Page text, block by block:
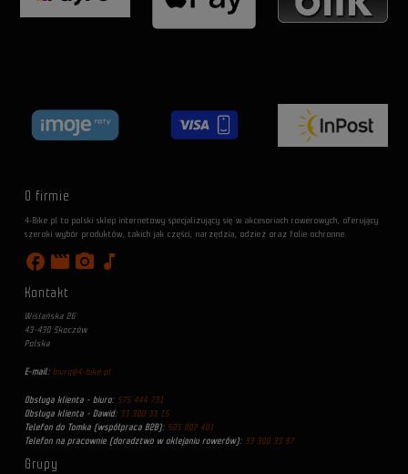
O firmie
4-Bike.pl to polski sklep internetowy specjalizujący się w akcesoriach rowerowych, oferujący
szeroki wybór produktów, takich jak części, narzędzia, odzież oraz folie ochronne.
facebook movie photo_camera music_note
Kontakt
Wiślańska 26
43-430 Skoczów
Polska
E-mail: biuro@4-bike.pl
Obsługa klienta - biuro: 575 444 731
Obsługa klienta - Dawid: 33 300 33 15
Telefon do Tomka (współpraca B2B): 505 002 401
Telefon na pracownie (doradztwo w oklejaniu rowerów): 33 300 33 97
Grupy